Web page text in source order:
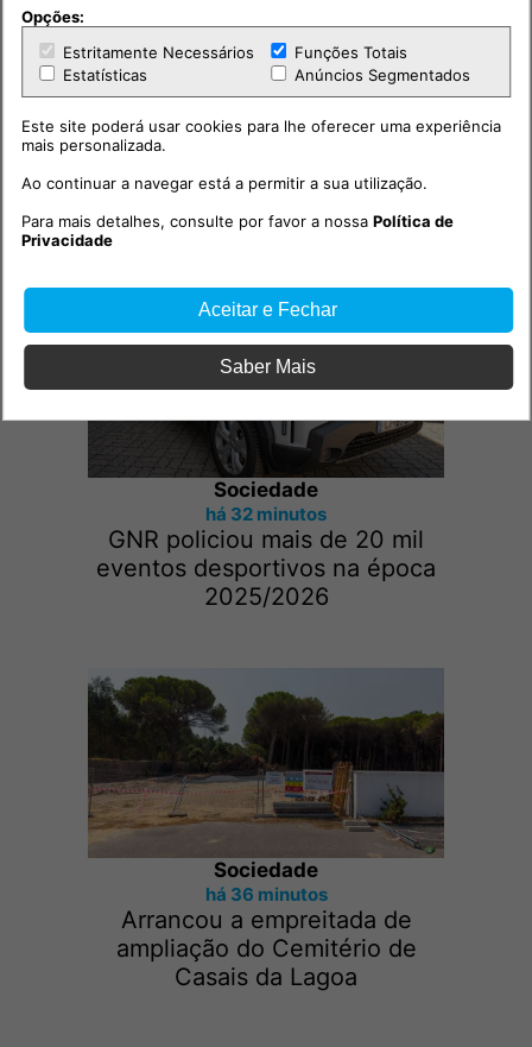
Outras notícias
Sociedade
há 32 minutos
GNR policiou mais de 20 mil
eventos desportivos na época
2025/2026
Sociedade
há 36 minutos
Arrancou a empreitada de
ampliação do Cemitério de
Casais da Lagoa
Opções:
Estritamente Necessários
Funções Totais
Estatísticas
Anúncios Segmentados
Este site poderá usar cookies para lhe oferecer uma experiência
mais personalizada.
Ao continuar a navegar está a permitir a sua utilização.
Para mais detalhes, consulte por favor a nossaPolítica de
Privacidade
Aceitar e Fechar
Saber Mais